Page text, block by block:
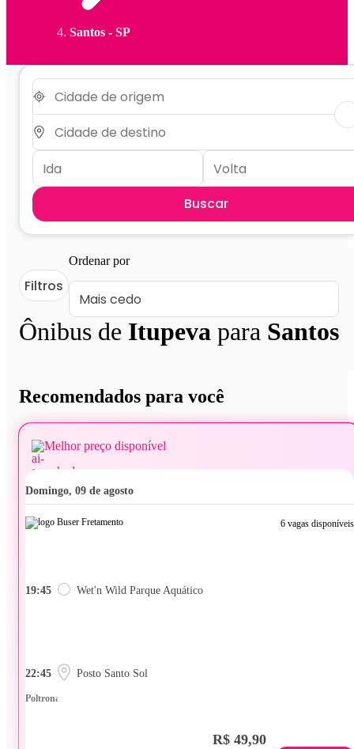
Santos - SP
Buscar
Ônibus de Itupeva para Santos
Filtros
Ordenar por
Recomendados para você
Melhor preço disponível
domingo, 09 de agosto
6 vagas disponíveis
19:45 Wet'n Wild Parque Aquático
22:45 Posto Santo Sol
Poltrona
R$ 49,90